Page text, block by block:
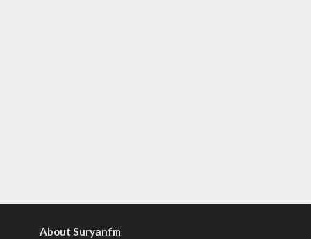
About Suryanfm